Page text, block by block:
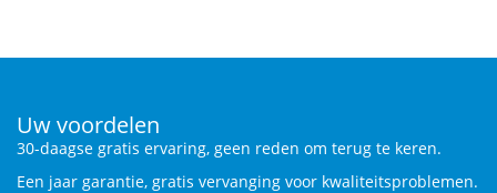
Uw voordelen
30-daagse gratis ervaring, geen reden om terug te keren.
Een jaar garantie, gratis vervanging voor kwaliteitsproblemen.